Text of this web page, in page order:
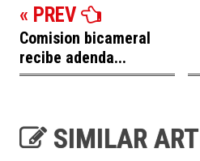
« PREV
Comision bicameral
recibe adenda...
SIMILAR